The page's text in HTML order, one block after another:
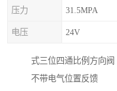
压力 31.5MPA
电压 24V
式三位四通比例方向阀
不带电气位置反馈